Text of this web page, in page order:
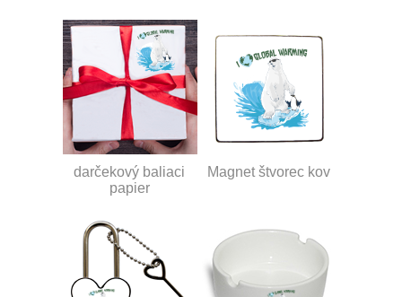
darčekový baliaci
papier
Magnet štvorec kov